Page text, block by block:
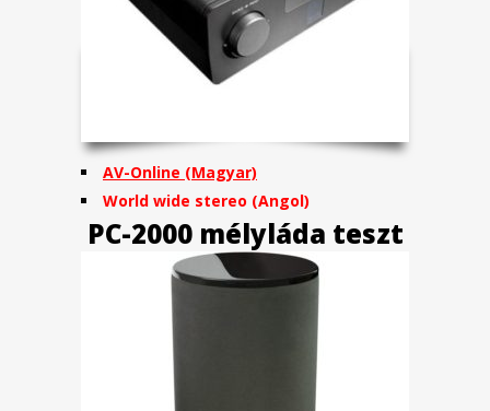
AV-Online (Magyar)
World wide stereo (Angol)
PC-2000 mélyláda teszt